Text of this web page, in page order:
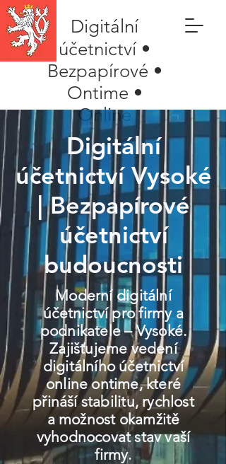
Digitální
účetnictví •
Bezpapírové •
Ontime •
Online
Digitální
účetnictví Vysoké
| Bezpapírové
účetnictví
budoucnosti
Moderní digitální
účetnictví pro firmy a
podnikatele – Vysoké.
Zajišťujeme vedení
digitálního účetnictví
online ontime, které
přináší stabilitu, rychlost
a možnost okamžitě
vyhodnocovat stav vaší
firmy.